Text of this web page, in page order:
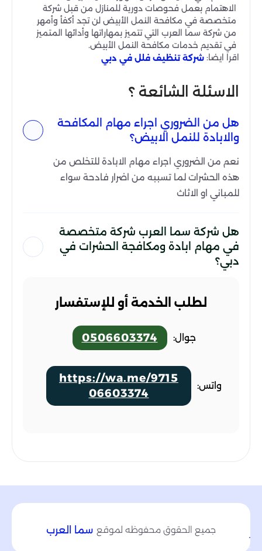
الاهتمام بعمل فحوصات دورية للمنازل من قبل شركة
متخصصة في مكافحة النمل الأبيض لن تجد أكفأ وأمهر
من شركة سما العرب التي تتميز بمهاراتها وأدائها المتميز
في تقديم خدمات مكافحة النمل الأبيض.
اقرا ايضا: شركة تنظيف فلل في دبي
الاسئلة الشائعة ؟
هل من الضروري اجراء مهام المكافحة
والابادة للنمل الابيض؟
نعم من الضروري اجراء مهام الابادة للتخلص من
هذه الحشرات لما تسببه من اضرار فادحة سواء
للمباني او الاثاث
هل شركة سما العرب شركة متخصصة
في مهام ابادة ومكافجة الحشرات في
دبي؟
لطلب الخدمة أو للإستفسار
جوال: 0506603374
واتس:
https://wa.me/9715
06603374
جميع الحقوق محفوظه لموقع سما العرب